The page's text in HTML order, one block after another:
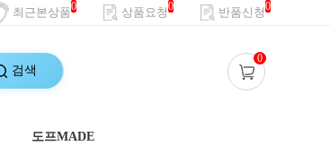
최근본상품0 상품요청0 반품신청0
검색
0
도프MADE